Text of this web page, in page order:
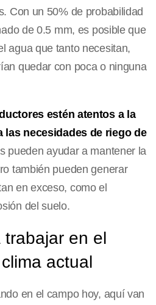
Con un 50% de probabilidad
de 0.5 mm, es posible que
agua que tanto necesitan,
quedar con poca o ninguna
estén atentos a la
las necesidades de riego de
pueden ayudar a mantener la
también pueden generar
en exceso, como el
del suelo.
en el
actual
en el campo hoy, aquí van